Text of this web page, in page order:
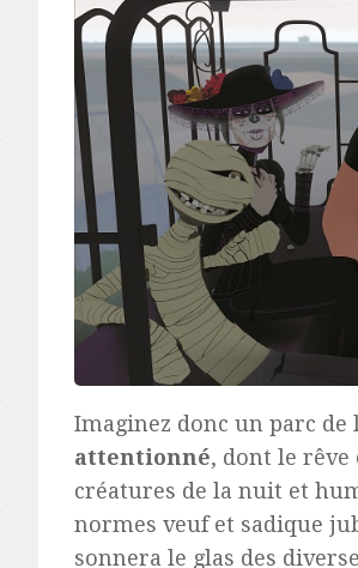
Imaginez donc un parc
attentionné, dont le
créatures de la nuit et
normes veuf et sadique
sonnera le glas des